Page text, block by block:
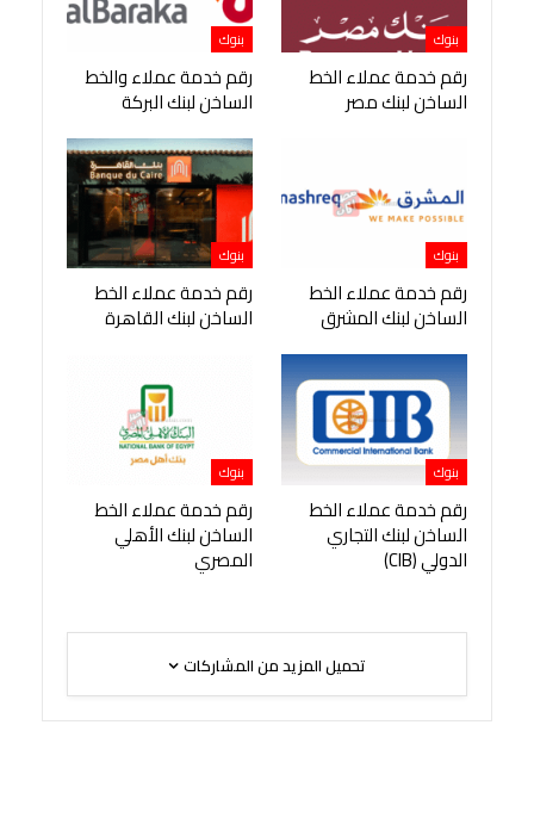
بنوك
رقم خدمة عملاء الخط
الساخن لبنك مصر
بنوك
رقم خدمة عملاء والخط
الساخن لبنك البركة
بنوك
رقم خدمة عملاء الخط
الساخن لبنك المشرق
بنوك
رقم خدمة عملاء الخط
الساخن لبنك القاهرة
بنوك
رقم خدمة عملاء الخط
الساخن لبنك التجاري
الدولي (CIB)
بنوك
رقم خدمة عملاء الخط
الساخن لبنك الأهلي
المصري
تحميل المزيد من المشاركات